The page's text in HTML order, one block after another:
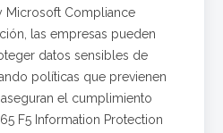
Microsoft Compliance
las empresas pueden
datos sensibles de
políticas que previenen
el cumplimiento
F5 Information Protection